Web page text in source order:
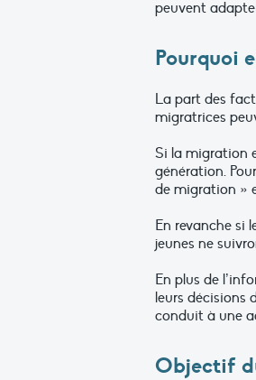
peuvent
Pourquoi
La part des
migratrices
Si la migration
génération.
de migration »
En revanche si
jeunes ne
En plus de
leurs décisions
conduit à une
Objectif